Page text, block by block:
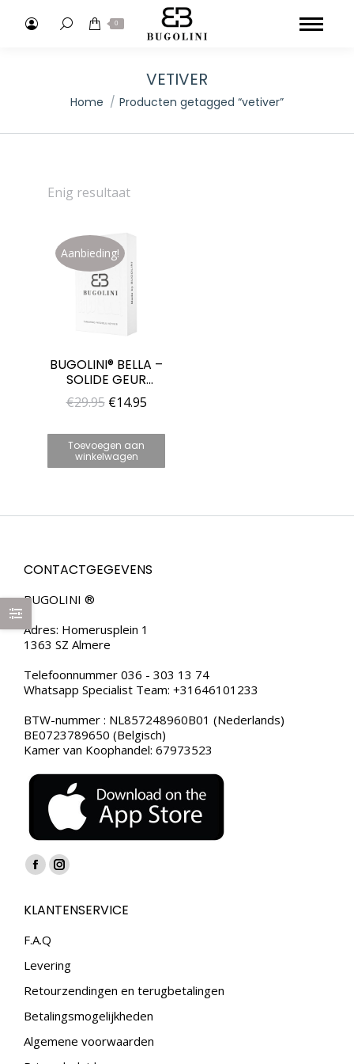
Search: 0
VETIVER
Je bent hier:
Home Producten getagged “vetiver”
Enig resultaat
Aanbieding!
BUGOLINI® BELLA –
SOLIDE GEUR
VOOR VROUWEN –
UNIEKE PARFUM
€29.95 Oorspronkelijke
was:
€29.95.
€14.95Huidige
€14.95.
Toevoegen aan
winkelwagen
CONTACTGEGEVENS
BUGOLINI ®
Adres: Homerusplein 1
1363 SZ Almere
Telefoonnummer 036 - 303 13 74
Whatsapp Specialist Team: +31646101233
BTW-nummer : NL857248960B01 (Nederlands)
BE0723789650 (Belgisch)
Kamer van Koophandel: 67973523
Vind ons op:
Facebook
opens
in
window
Instagram
opens
window
KLANTENSERVICE
F.A.Q
Levering
Retourzendingen en terugbetalingen
Betalingsmogelijkheden
Algemene voorwaarden